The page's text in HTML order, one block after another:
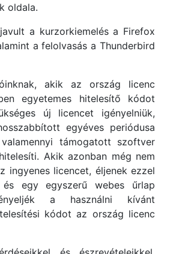
oldala.
a kurzorkiemelés a Firefox
a felolvasás a Thunderbird
akik az ország licenc
egyetemes hitelesítő kódot
új licencet igényelniük,
egyéves periódusa
támogatott szoftver
Akik azonban még nem
ingyenes licencet, éljenek ezzel
és egy egyszerű webes űrlap
a használni kívánt
kódot az ország licenc